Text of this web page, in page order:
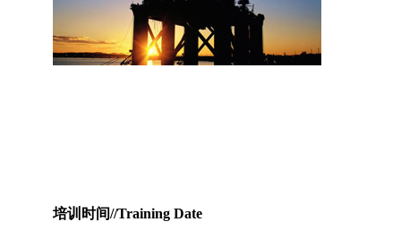
培训时间//Training Date